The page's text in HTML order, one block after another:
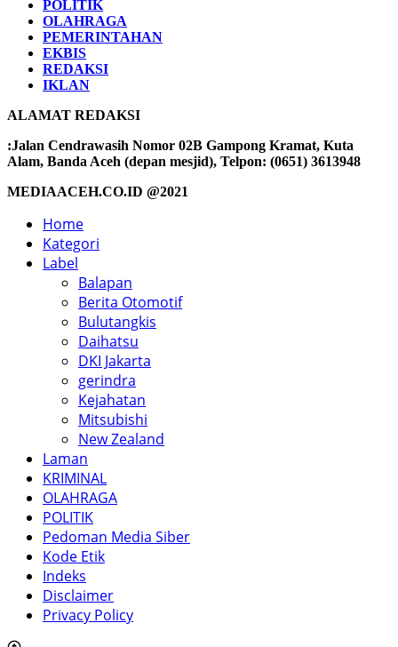
POLITIK
OLAHRAGA
PEMERINTAHAN
EKBIS
REDAKSI
IKLAN
ALAMAT REDAKSI
:Jalan Cendrawasih Nomor 02B Gampong Kramat, Kuta
Alam, Banda Aceh (depan mesjid), Telpon: (0651) 3613948
MEDIAACEH.CO.ID @2021
Home
Kategori
Label
Balapan
Berita Otomotif
Bulutangkis
Daihatsu
DKI Jakarta
gerindra
Kejahatan
Mitsubishi
New Zealand
Laman
KRIMINAL
OLAHRAGA
POLITIK
Pedoman Media Siber
Kode Etik
Indeks
Disclaimer
Privacy Policy